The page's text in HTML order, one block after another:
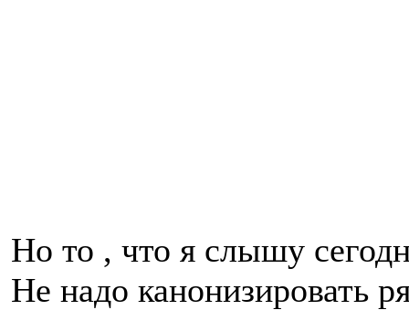
Но то , что я слышу
Не надо канонизировать